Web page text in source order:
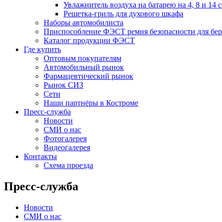
Увлажнитель воздуха на батарею на 4, 8 и 14
Решетка-гриль для духового шкафа
Наборы автомобилиста
Приспособление ФЭСТ ремня безопасности для
Каталог продукции ФЭСТ
Где купить
Оптовым покупателям
Автомобильный рынок
Фармацевтический рынок
Рынок СИЗ
Сети
Наши партнёры в Костроме
Пресс-служба
Новости
СМИ о нас
Фотогалерея
Видеогалерея
Контакты
Схема проезда
Пресс-служба
Новости
СМИ о нас